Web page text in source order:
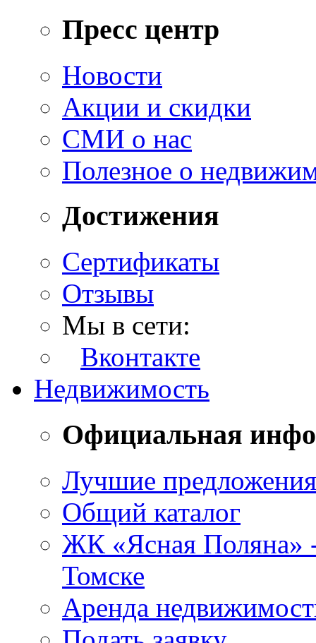
Пресс центр
Новости
Акции и скидки
СМИ о нас
Полезное о
Достижения
Сертификаты
Отзывы
Мы в сети:
Вконтакте
Недвижимость
Официальная
Лучшие предложения
Общий каталог
ЖК «Ясная Поляна»
Томске
Аренда